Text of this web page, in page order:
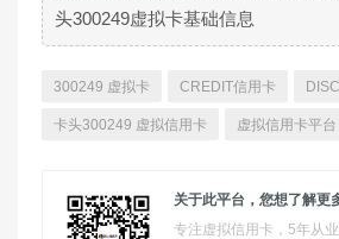
头300249虚拟卡基础信息
300249 虚拟卡 CREDIT信用卡
卡头300249 虚拟信用卡 虚拟信用卡平台
关于此平台，您想了解更
专注虚拟信用卡，5年从